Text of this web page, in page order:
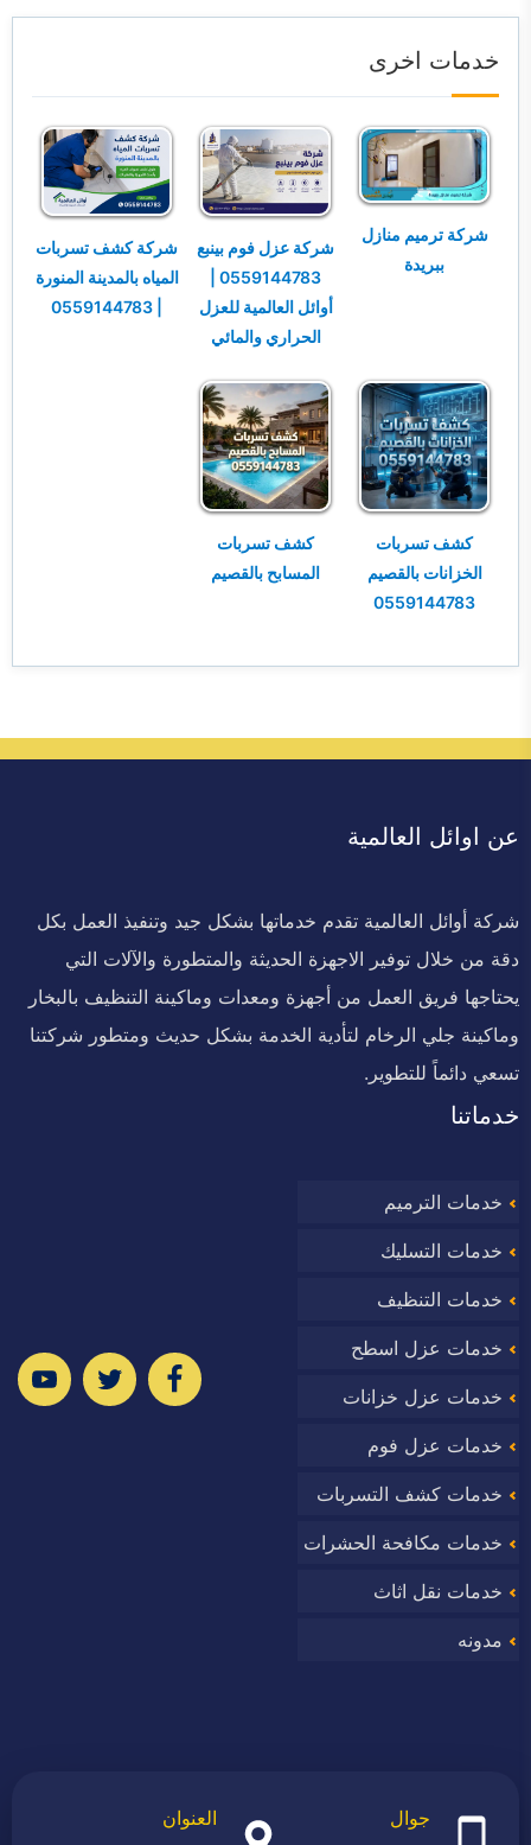
خدمات اخرى
شركة ترميم منازل
ببريدة
شركة عزل فوم بينبع
0559144783 |
أوائل العالمية للعزل
الحراري والمائي
شركة كشف تسربات
المياه بالمدينة المنورة
كشف تسربات
الخزانات بالقصيم
0559144783
كشف تسربات
المسابح بالقصيم
عن اوائل العالمية
شركة أوائل العالمية تقدم خدماتها بشكل جيد وتنفيذ العمل بكل
دقة من خلال توفير الاجهزة الحديثة والمتطورة والآلات التي
يحتاجها فريق العمل من أجهزة ومعدات وماكينة التنظيف بالبخار
وماكينة جلي الرخام لتأدية الخدمة بشكل حديث ومتطور شركتنا
تسعي دائماً للتطوير.
خدماتنا
خدمات الترميم
خدمات التسليك
خدمات التنظيف
خدمات عزل اسطح
خدمات عزل خزانات
خدمات عزل فوم
خدمات كشف التسربات
خدمات مكافحة الحشرات
خدمات نقل اثاث
مدونه
جوال
العنوان